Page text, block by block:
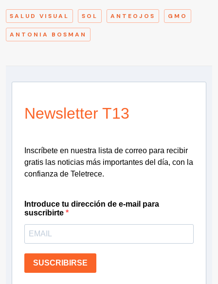
SALUD VISUAL SOL ANTEOJOS GMO
ANTONIA BOSMAN
Newsletter T13
Inscríbete en nuestra lista de correo para recibir
gratis las noticias más importantes del día, con la
confianza de Teletrece.
Introduce tu dirección de e-mail para
suscribirte
SUSCRIBIRSE